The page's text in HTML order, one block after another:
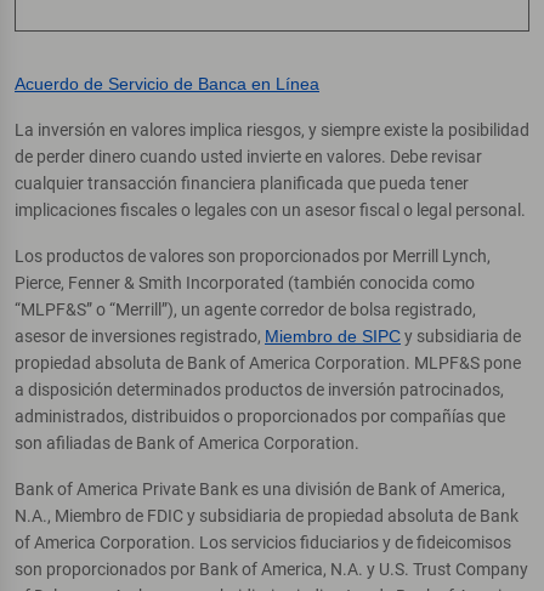
Acuerdo de Servicio de Banca en Línea
La inversión en valores implica riesgos, y siempre existe la posibilidad
de perder dinero cuando usted invierte en valores. Debe revisar
cualquier transacción financiera planificada que pueda tener
implicaciones fiscales o legales con un asesor fiscal o legal personal.
Los productos de valores son proporcionados por Merrill Lynch,
Pierce, Fenner & Smith Incorporated (también conocida como
“MLPF&S” o “Merrill”), un agente corredor de bolsa registrado,
asesor de inversiones registrado, Miembro de SIPCy subsidiaria de
propiedad absoluta de Bank of America Corporation. MLPF&S pone
a disposición determinados productos de inversión patrocinados,
administrados, distribuidos o proporcionados por compañías que
son afiliadas de Bank of America Corporation.
Bank of America Private Bank es una división de Bank of America,
N.A., Miembro de FDIC y subsidiaria de propiedad absoluta de Bank
of America Corporation. Los servicios fiduciarios y de fideicomisos
son proporcionados por Bank of America, N.A. y U.S. Trust Company